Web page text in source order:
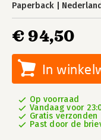
Paperback
€ 94,50
In
Op voorraad
Vandaag voor
Gratis verzonden
Past door de